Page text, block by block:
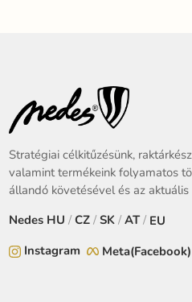
Stratégiai célkitűzésünk,
valamint termékeink folyamatos
állandó követésével és az
Nedes HU /CZ /SK / AT/ EU
Instagram
Meta(Facebook)